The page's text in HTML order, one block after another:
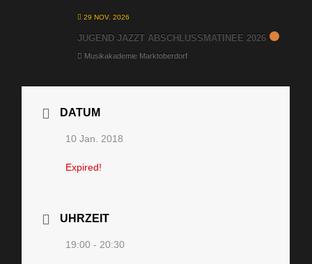
29 NOV. 2026
JUGEND JAZZT ABSCHLUSSMATINEE 2026
Musikakademie Marktoberdorf
DATUM
10 Jan. 2018
Expired!
UHRZEIT
19:00 - 20:30